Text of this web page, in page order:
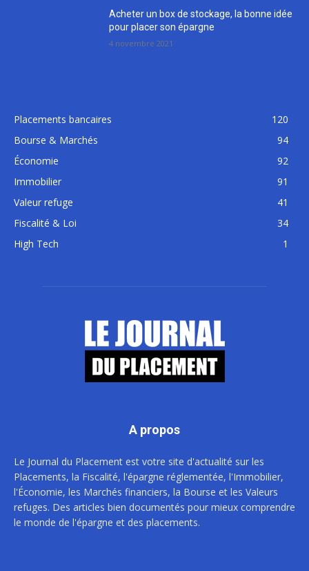
Acheter un box de stockage, la bonne idée
pour placer son épargne
4 novembre 2021
Placements bancaires
120
Bourse & Marchés
94
Économie
92
Immobilier
91
Valeur refuge
41
Fiscalité & Loi
34
High Tech
1
A propos
Le Journal du Placement est votre site d'actualité sur les
Placements, la Fiscalité, l'épargne réglementée, l'Immobilier,
l'Économie, les Marchés financiers, la Bourse et les Valeurs
refuges. Des articles bien documentés pour mieux comprendre
le monde de l'épargne et des placements.